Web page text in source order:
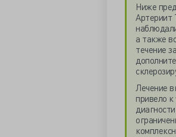
Ниже
Артериит
а также
течение
Лечение
привело